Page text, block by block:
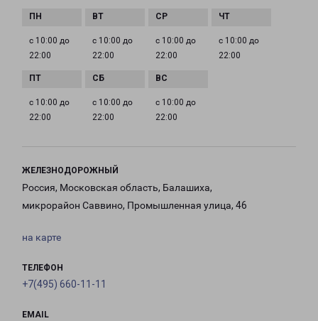
с 10:00 до
22:00
с 10:00 до
22:00
с 10:00 до
22:00
с 10:00 до
22:00
с 10:00 до
22:00
с 10:00 до
22:00
с 10:00 до
22:00
ЖЕЛЕЗНОДОРОЖНЫЙ
Россия, Московская область, Балашиха,
микрорайон Саввино, Промышленная улица, 46
на карте
ТЕЛЕФОН
+7(495) 660-11-11
EMAIL